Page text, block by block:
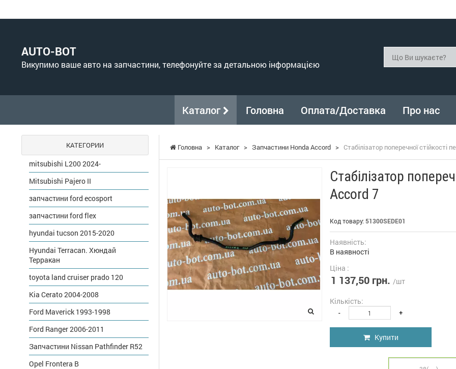
AUTO-BOT
Викупимо ваше авто на запчастини, телефонуйте за детальною інформацією
Каталог Головна Оплата/Доставка Про нас
Головна > Каталог > Запчастини Honda Accord > Стабілізатор поперечної стійкості
Стабілізатор
Accord 7
Код товару: 51300SEDE01
Наявність:
В наявності
Ціна :
1 137,50 грн. /шт
Кількість:
- +
Купити
КАТЕГОРИИ
mitsubishi L200 2024-
Mitsubishi Pajero II
запчастини ford ecosport
запчастини ford flex
hyundai tucson 2015-2020
Hyundai Terracan. Хюндай
Терракан
toyota land cruiser prado 120
Kia Cerato 2004-2008
Ford Maverick 1993-1998
Ford Ranger 2006-2011
Запчастини Nissan Pathfinder R52
Opel Frontera B